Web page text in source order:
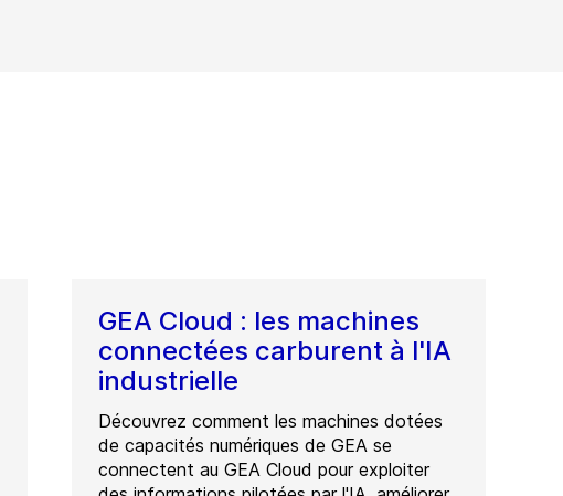
GEA Cloud : les machines
connectées carburent à l'IA
industrielle
Découvrez comment les machines dotées
de capacités numériques de GEA se
connectent au GEA Cloud pour exploiter